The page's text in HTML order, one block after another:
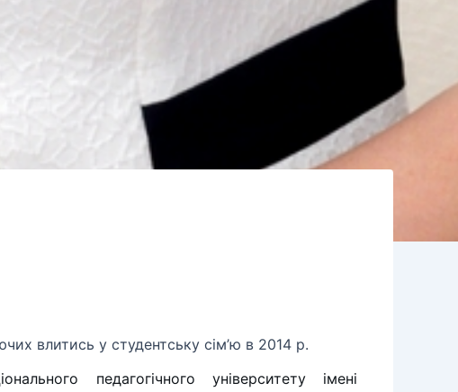
влитись у студентську сім’ю в 2014 р.
педагогічного університету імені